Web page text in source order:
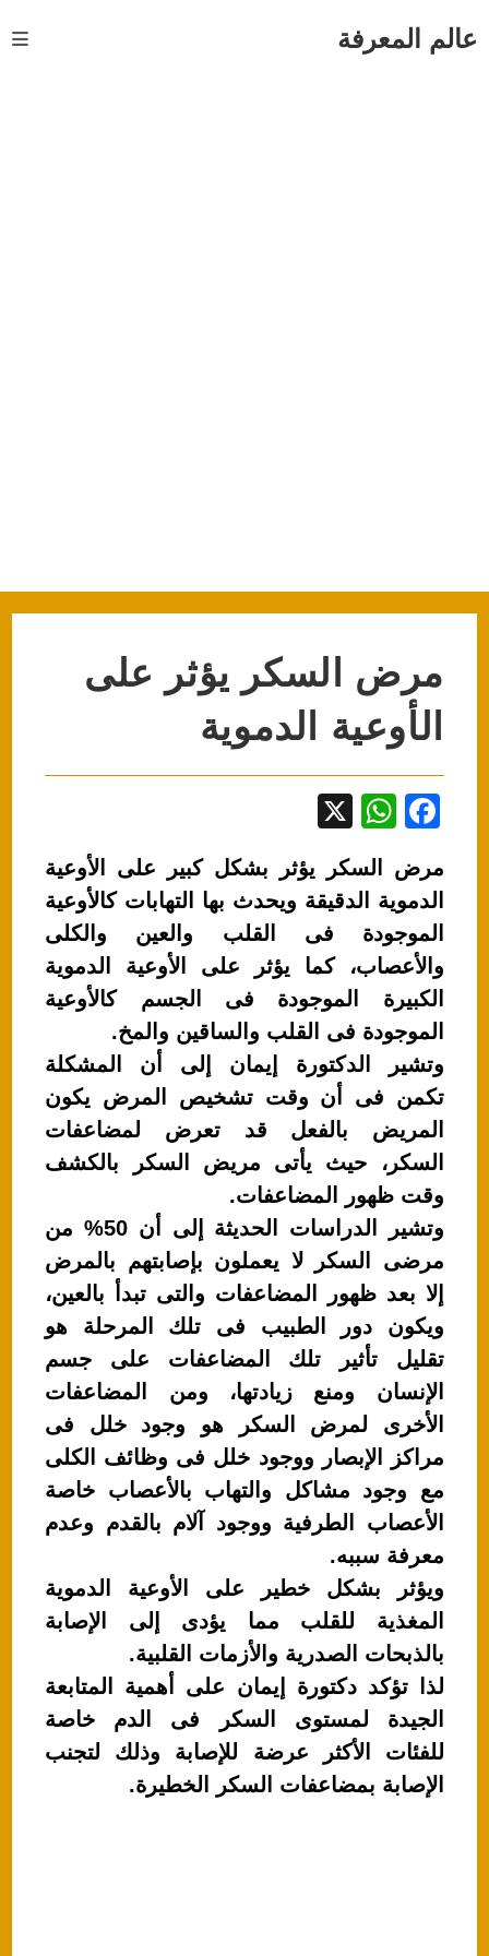
عالم المعرفة
مرض السكر يؤثر على
الأوعية الدموية
F
c
e
b
o
o
k
W
at
s
A
p
p
مرض السكر يؤثر بشكل كبير على الأوعية
الدموية الدقيقة ويحدث بها التهابات كالأوعية
الموجودة فى القلب والعين والكلى
والأعصاب، كما يؤثر على الأوعية الدموية
الكبيرة الموجودة فى الجسم كالأوعية
الموجودة فى القلب والساقين والمخ.
وتشير الدكتورة إيمان إلى أن المشكلة
تكمن فى أن وقت تشخيص المرض يكون
المريض بالفعل قد تعرض لمضاعفات
السكر، حيث يأتى مريض السكر بالكشف
وقت ظهور المضاعفات.
وتشير الدراسات الحديثة إلى أن 50% من
مرضى السكر لا يعملون بإصابتهم بالمرض
إلا بعد ظهور المضاعفات والتى تبدأ بالعين،
ويكون دور الطبيب فى تلك المرحلة هو
تقليل تأثير تلك المضاعفات على جسم
الإنسان ومنع زيادتها، ومن المضاعفات
الأخرى لمرض السكر هو وجود خلل فى
مراكز الإبصار ووجود خلل فى وظائف الكلى
مع وجود مشاكل والتهاب بالأعصاب خاصة
الأعصاب الطرفية ووجود آلام بالقدم وعدم
معرفة سببه.
ويؤثر بشكل خطير على الأوعية الدموية
المغذية للقلب مما يؤدى إلى الإصابة
بالذبحات الصدرية والأزمات القلبية.
لذا تؤكد دكتورة إيمان على أهمية المتابعة
الجيدة لمستوى السكر فى الدم خاصة
للفئات الأكثر عرضة للإصابة وذلك لتجنب
الإصابة بمضاعفات السكر الخطيرة.